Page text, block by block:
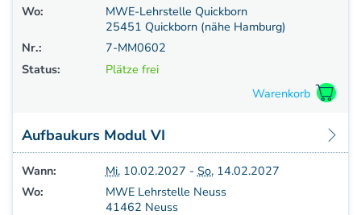
Wo:
MWE-Lehrstelle Quickborn
25451 Quickborn (nähe Hamburg)
Nr.:
7-MM0602
Status:
Plätze frei
Aufbaukurs Modul VI
Wann: Mi.10.02.2027 - So.14.02.2027
Wo:
MWE Lehrstelle Neuss
41462 Neuss